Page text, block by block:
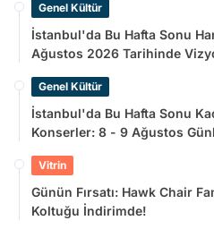
Genel Kültür
İstanbul'da Bu Hafta Sonu
Ağustos 2026 Tarihinde
Genel Kültür
İstanbul'da Bu Hafta Sonu
Konserler: 8 - 9 Ağustos
Vitrin
Günün Fırsatı: Hawk Chair
Koltuğu İndirimde!